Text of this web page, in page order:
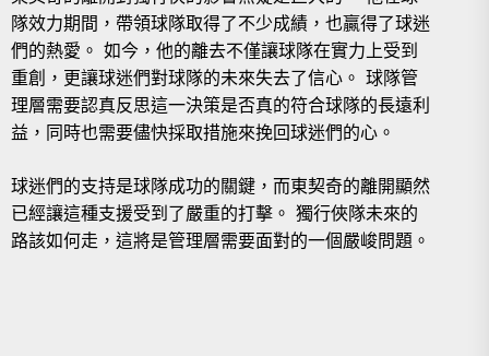
隊效力期間，帶領球隊取得了不少成績，也贏得了球迷
們的熱愛。 如今，他的離去不僅讓球隊在實力上受到
重創，更讓球迷們對球隊的未來失去了信心。 球隊管
理層需要認真反思這一決策是否真的符合球隊的長遠利
益，同時也需要儘快採取措施來挽回球迷們的心。
球迷們的支持是球隊成功的關鍵，而東契奇的離開顯然
已經讓這種支援受到了嚴重的打擊。 獨行俠隊未來的
路該如何走，這將是管理層需要面對的一個嚴峻問題。